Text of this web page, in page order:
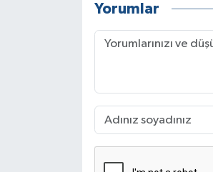
Yorumlar